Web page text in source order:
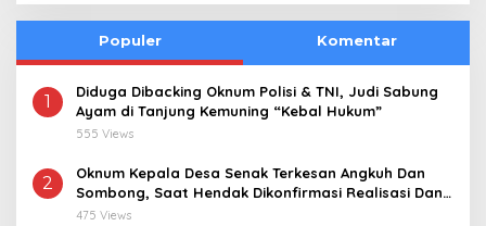
Populer Komentar
1
Diduga Dibacking Oknum Polisi & TNI, Judi Sabung
Ayam di Tanjung Kemuning “Kebal Hukum”
555 Views
2
Oknum Kepala Desa Senak Terkesan Angkuh Dan
Sombong, Saat Hendak Dikonfirmasi Realisasi Dana
Desa 2021-2024
475 Views